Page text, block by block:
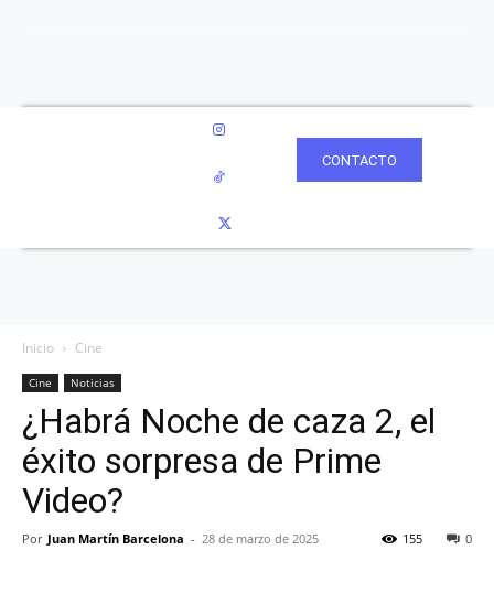
CONTACTO
Inicio Cine
Cine Noticias
¿Habrá Noche de caza 2, el
éxito sorpresa de Prime
Video?
Por Juan Martín Barcelona - 28 de marzo de 2025 0
155